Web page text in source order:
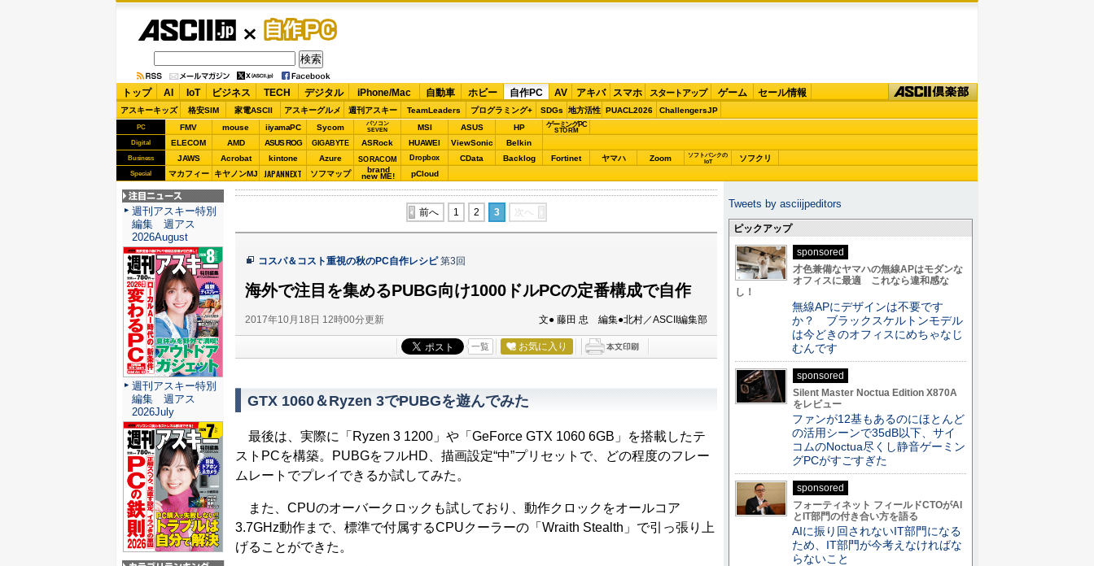
自作PC
トップ AI IoT ビジネス TECH デジタル iPhone/Mac 自動車 ホビー 自作PC AV アキバ スマホ スタートアップ ゲーム セール情報
アスキーキッズ 格安SIM 家電ASCII アスキーグルメ 週刊アスキー TeamLeaders プログラミング+ SDGs 地方活性 PUACL2026 ChallengersJP
PC FMV mouse iiyamaPC Sycom
パソコン
SEVEN
MSI ASUS HP ゲーミングPC
STORM
Digital ELECOM AMD ASUS ROG GIGABYTE ASRock HUAWEI ViewSonic Belkin
Business JAWS Acrobat kintone Azure SORACOM Dropbox CData Backlog Fortinet ヤマハ Zoom
ソフトバンクの
IoT
ソフクリ
Special マカフィー キヤノンMJ JAPANNEXT ソフマップ brand
new ME! pCloud
前へ 1 2 3 次へ
コスパ＆コスト重視の秋のPC自作レシピ 第3回
海外で注目を集めるPUBG向け1000ドルPCの定番構成で自作
2017年10月18日 12時00分更新 文● 藤田 忠 編集●北村／ASCII編集部
一覧 お気に入り
GTX 1060＆Ryzen 3でPUBGを遊んでみた
最後は、実際に「Ryzen 3 1200」や「GeForce GTX 1060 6GB」を搭載したテ
ストPCを構築。PUBGをフルHD、描画設定“中”プリセットで、どの程度のフレー
ムレートでプレイできるか試してみた。
また、CPUのオーバークロックも試しており、動作クロックをオールコア
3.7GHz動作まで、標準で付属するCPUクーラーの「Wraith Stealth」で引っ張り上
げることができた。
注目ニュース
週刊アスキー特別
編集 週アス
2026August
週刊アスキー特別
編集 週アス
2026July
Tweets by asciijpeditors
ピックアップ
sponsored
才色兼備なヤマハの無線APはモダンな
オフィスに最適 これなら違和感な
し！
無線APにデザインは不要です
か？ ブラックスケルトンモデル
は今どきのオフィスにめちゃなじ
むんです
sponsored
Silent Master Noctua Edition X870A
をレビュー
ファンが12基もあるのにほとんど
の活用シーンで35dB以下、サイ
コムのNoctua尽くし静音ゲーミン
グPCがすごすぎた
sponsored
フォーティネット フィールドCTOがAI
とIT部門の付き合い方を語る
AIに振り回されないIT部門になる
ため、IT部門が今考えなければな
らないこと